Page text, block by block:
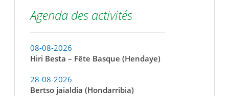
Agenda des activités
08-08-2026
Hiri Besta – Fête Basque (Hendaye)
28-08-2026
Bertso jaialdia (Hondarribia)